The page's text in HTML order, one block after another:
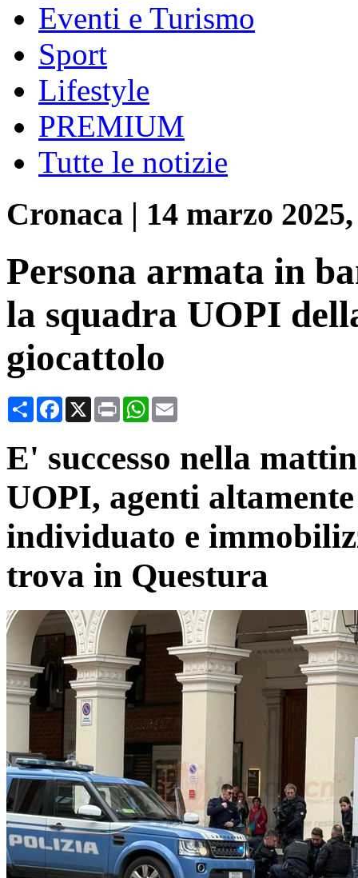
Eventi e Turismo
Sport
Lifestyle
PREMIUM
Tutte le notizie
Cronaca | 14 marzo
Persona armata in
la squadra UOPI
giocattolo
CondividiFacebook
X Print WhatsApp
E' successo nella
UOPI, agenti
individuato e
trova in Questura